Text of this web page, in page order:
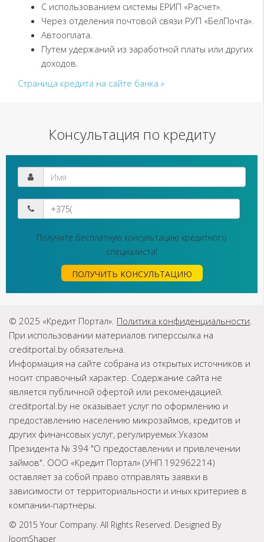
С использованием системы ЕРИП «Расчет».
Через отделения почтовой связи РУП «БелПочта».
Автооплата.
Путем удержаний из заработной платы или других
доходов.
Страница кредита на сайте банка »
Консультация по кредиту
Получите бесплатную консультацию кредитного
специалиста!
ПОЛУЧИТЬ КОНСУЛЬТАЦИЮ
© 2025 «Кредит Портал». Политика конфиденциальности.
При использовании материалов гиперссылка на
creditportal.by обязательна.
Информация на сайте собрана из открытых источников и
носит справочный характер. Содержание сайта не
является публичной офертой или рекомендацией.
creditportal.by не оказывает услуг по оформлению и
предоставлению населению микрозаймов, кредитов и
других финансовых услуг, регулируемых Указом
Президента № 394 "О предоставлении и привлечении
займов". ООО «Кредит Портал» (УНП 192962214)
оставляет за собой право отправлять заявки в
зависимости от территориальности и иных критериев в
компании-партнеры.
© 2015 Your Company. All Rights Reserved. Designed By
JoomShaper